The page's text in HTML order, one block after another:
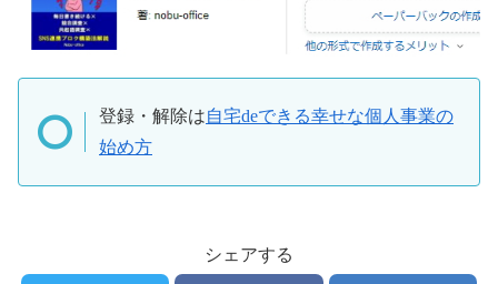
登録・解除は自宅deできる幸せな個人事業の
始め方
シェアする